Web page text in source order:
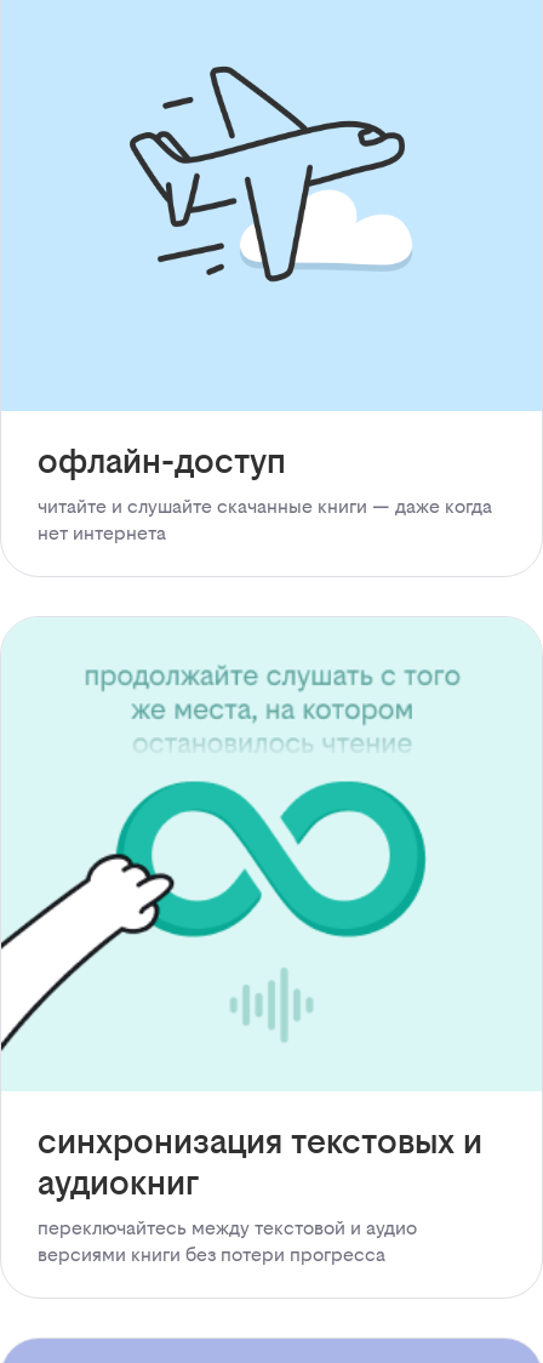
офлайн-доступ
читайте и слушайте скачанные книги — даже когда
нет интернета
синхронизация текстовых и
аудиокниг
переключайтесь между текстовой и аудио
версиями книги без потери прогресса